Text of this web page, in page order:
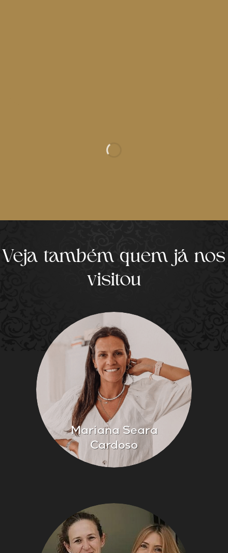
Veja também quem já nos
visitou
Mariana Seara
Cardoso